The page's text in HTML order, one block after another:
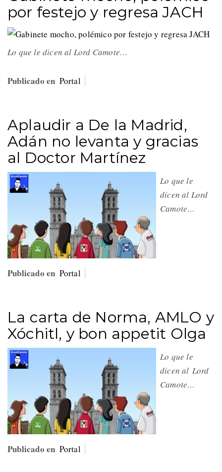
por festejo y regresa JACH
Lo que le dicen al Lord Camote…
Publicado en Portal
Aplaudir a De la Madrid,
Adán no levanta y gracias
al Doctor Martínez
Lo que le
dicen al Lord
Camote…
Publicado en Portal
La carta de Norma, AMLO y
Xóchitl, y bon appetit Olga
Lo que le
dicen al Lord
Camote…
Publicado en Portal